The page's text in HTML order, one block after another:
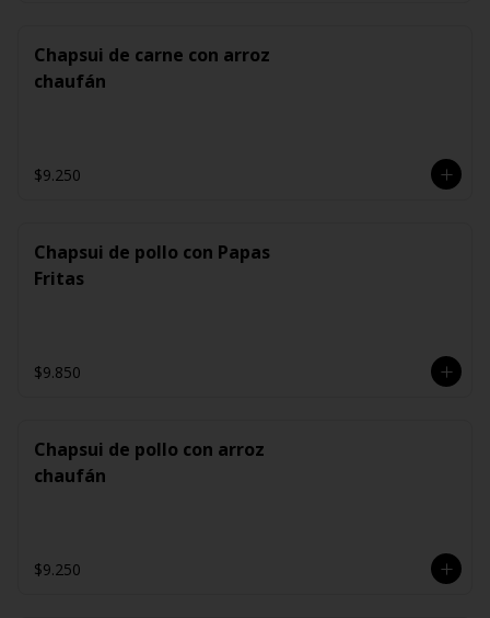
Chapsui de carne con arroz
chaufán
$9.250
Chapsui de pollo con Papas
Fritas
$9.850
Chapsui de pollo con arroz
chaufán
$9.250